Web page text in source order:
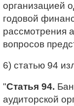
организацией
годовой
рассмотрения
вопросов
6) статью 94
"Статья 94.
аудиторской